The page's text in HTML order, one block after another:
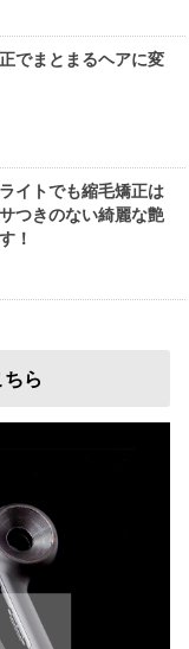
でまとまるヘアに変
イトでも縮毛矯正は
つきのない綺麗な艶
！
ら